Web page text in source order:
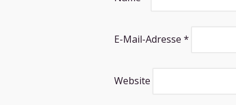
E-Mail-Adresse *
Website